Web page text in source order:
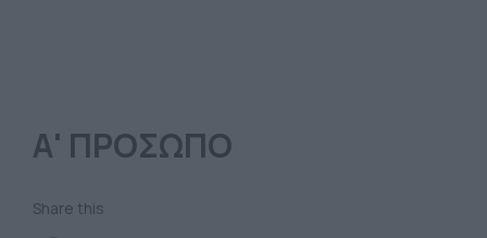
Α' ΠΡΟΣΩΠΟ
Share this